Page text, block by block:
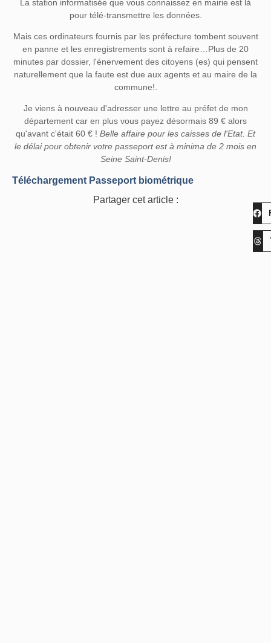
La station informatisée que vous connaissez en mairie est là
pour télé-transmettre les données.
Mais ces ordinateurs fournis par les préfecture tombent souvent
en panne et les enregistrements sont à refaire…Plus de 20
minutes par dossier, l'énervement des citoyens (es) qui pensent
naturellement que la faute est due aux agents et au maire de la
commune!.
Je viens à nouveau d'adresser une lettre au préfet de mon
département car en plus vous payez désormais 89 € alors
qu'avant c'était 60 € ! Belle affaire pour les caisses de l'Etat. Et
le délai pour obtenir votre passeport est à minima de 2 mois en
Seine Saint-Denis!
Téléchargement Passeport biométrique
Partager cet article :